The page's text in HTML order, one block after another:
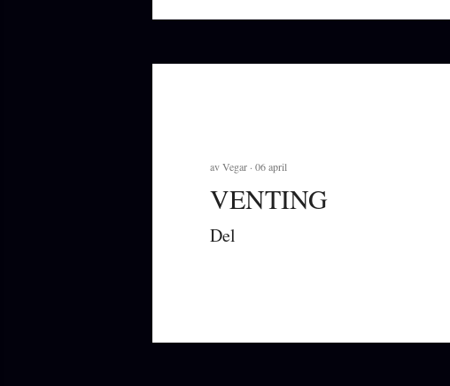
avVegar 06 april
VENTING
Del